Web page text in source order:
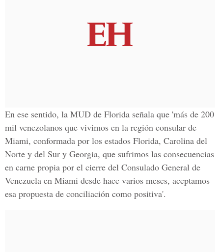
En ese sentido, la MUD de Florida señala que 'más de 200
mil venezolanos que vivimos en la región consular de
Miami, conformada por los estados Florida, Carolina del
Norte y del Sur y Georgia, que sufrimos las consecuencias
en carne propia por el cierre del Consulado General de
Venezuela en Miami desde hace varios meses, aceptamos
esa propuesta de conciliación como positiva'.